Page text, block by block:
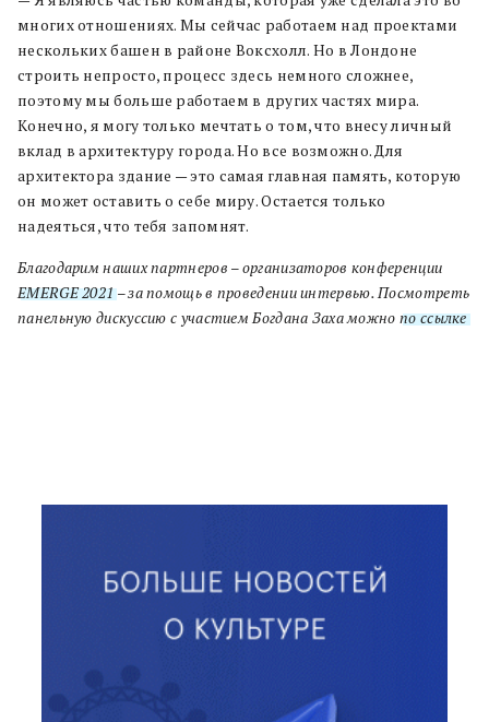
многих отношениях. Мы сейчас работаем над проектами
нескольких башен в районе Воксхолл. Но в Лондоне
строить непросто, процесс здесь немного сложнее,
поэтому мы больше работаем в других частях мира.
Конечно, я могу только мечтать о том, что внесу личный
вклад в архитектуру города. Но все возможно. Для
архитектора здание — это самая главная память, которую
он может оставить о себе миру. Остается только
надеяться, что тебя запомнят.
Благодарим наших партнеров – организаторов конференции
EMERGE 2021– за помощь в проведении интервью. Посмотреть
панельную дискуссию с участием Богдана Заха можно по ссылке.